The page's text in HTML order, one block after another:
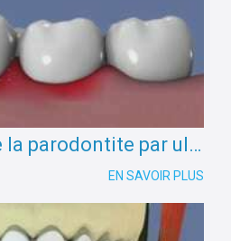
Le traitement de la parodontite par ultrasons
EN SAVOIR PLUS